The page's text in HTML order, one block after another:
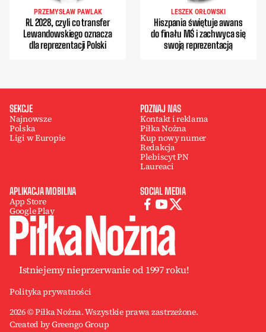
PRZEMYSŁAW PAWLAK
RL 2028, czyli co transfer
Lewandowskiego oznacza
dla reprezentacji Polski
LESZEK ORŁOWSKI
Hiszpania świętuje awans
do finału MŚ i zachwyca się
swoją reprezentacją
SEKCJE
Najnowsze
Polska
Ligi w Europie
POZNAJ NAS
Kontakt i reklama
Piłka Nożna
Kup nowy numer
Redakcja
Plebiscyt PN
Laureaci
APLIKACJA MOBILNA
App Store
Google Play
SOCIAL MEDIA
Istniejemy nieprzerwanie od 1997 roku!
Polityka prywatności
2026 © Piłka Nożna. Wszystkie prawa zastrzeżone.
Created by Greengo Group